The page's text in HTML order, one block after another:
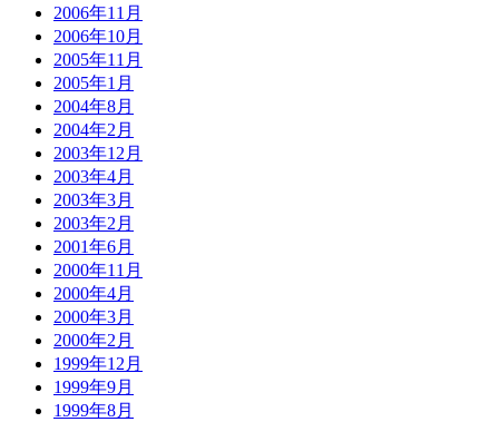
2006年11月
2006年10月
2005年11月
2005年1月
2004年8月
2004年2月
2003年12月
2003年4月
2003年3月
2003年2月
2001年6月
2000年11月
2000年4月
2000年3月
2000年2月
1999年12月
1999年9月
1999年8月